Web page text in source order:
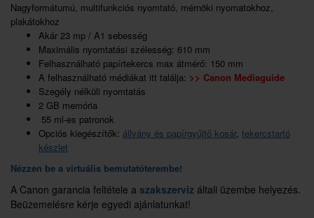
Nagyformátumú, multifunkciós nyomtató, mérnöki nyomatokhoz,
plakátokhoz
Akár 23 mp / A1 sebesség
Maximális nyomtatási szélesség: 610 mm
Felhasználható papírtekercs max átmérő: 150 mm
A felhasználható médiákat itt találja: >> Canon Mediaguide
Szegély nélküli nyomtatás
2 GB memória
55 ml-es patronok
Opciós kiegészítők: állvány és papírgyűjtő kosár, tekercstartó
készlet
Nézzen be a virtuális bemutatóterembe!
A Canon garancia feltétele a szakszerviz általi üzembe helyezés.
Beüzemelésre kérje egyedi ajánlatunkat!